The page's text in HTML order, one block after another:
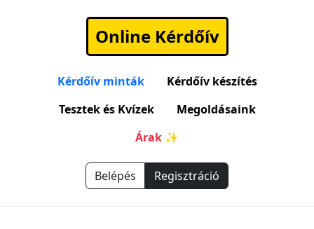
Online Kérdőív
Kérdőív minták
Kérdőív készítés
Tesztek és Kvízek
Megoldásaink
Árak ✨
Belépés Regisztráció